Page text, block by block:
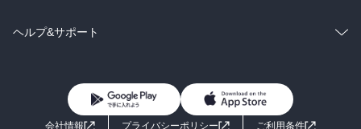
BL・TL
雑誌・グラビア
ラノベ
コミック
ライトノベル 男子向けラノベ
ヘルプ&サポート
よくあるご質問
お問い合わせ
会社情報
プライバシーポリシー ご利用条件